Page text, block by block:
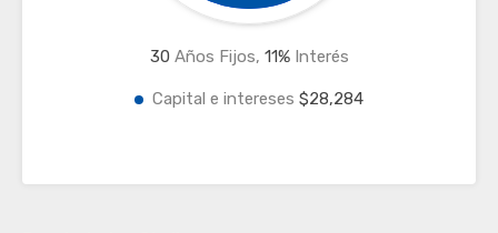
30 Años Fijos, 11%Interés
Capital e intereses $28,284